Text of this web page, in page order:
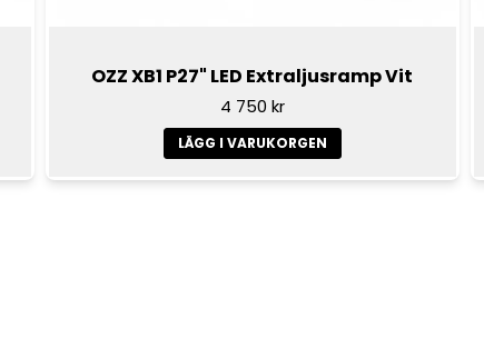
OZZ XB1 P27" LED Extraljusramp Vit
4 750 kr
LÄGG I VARUKORGEN